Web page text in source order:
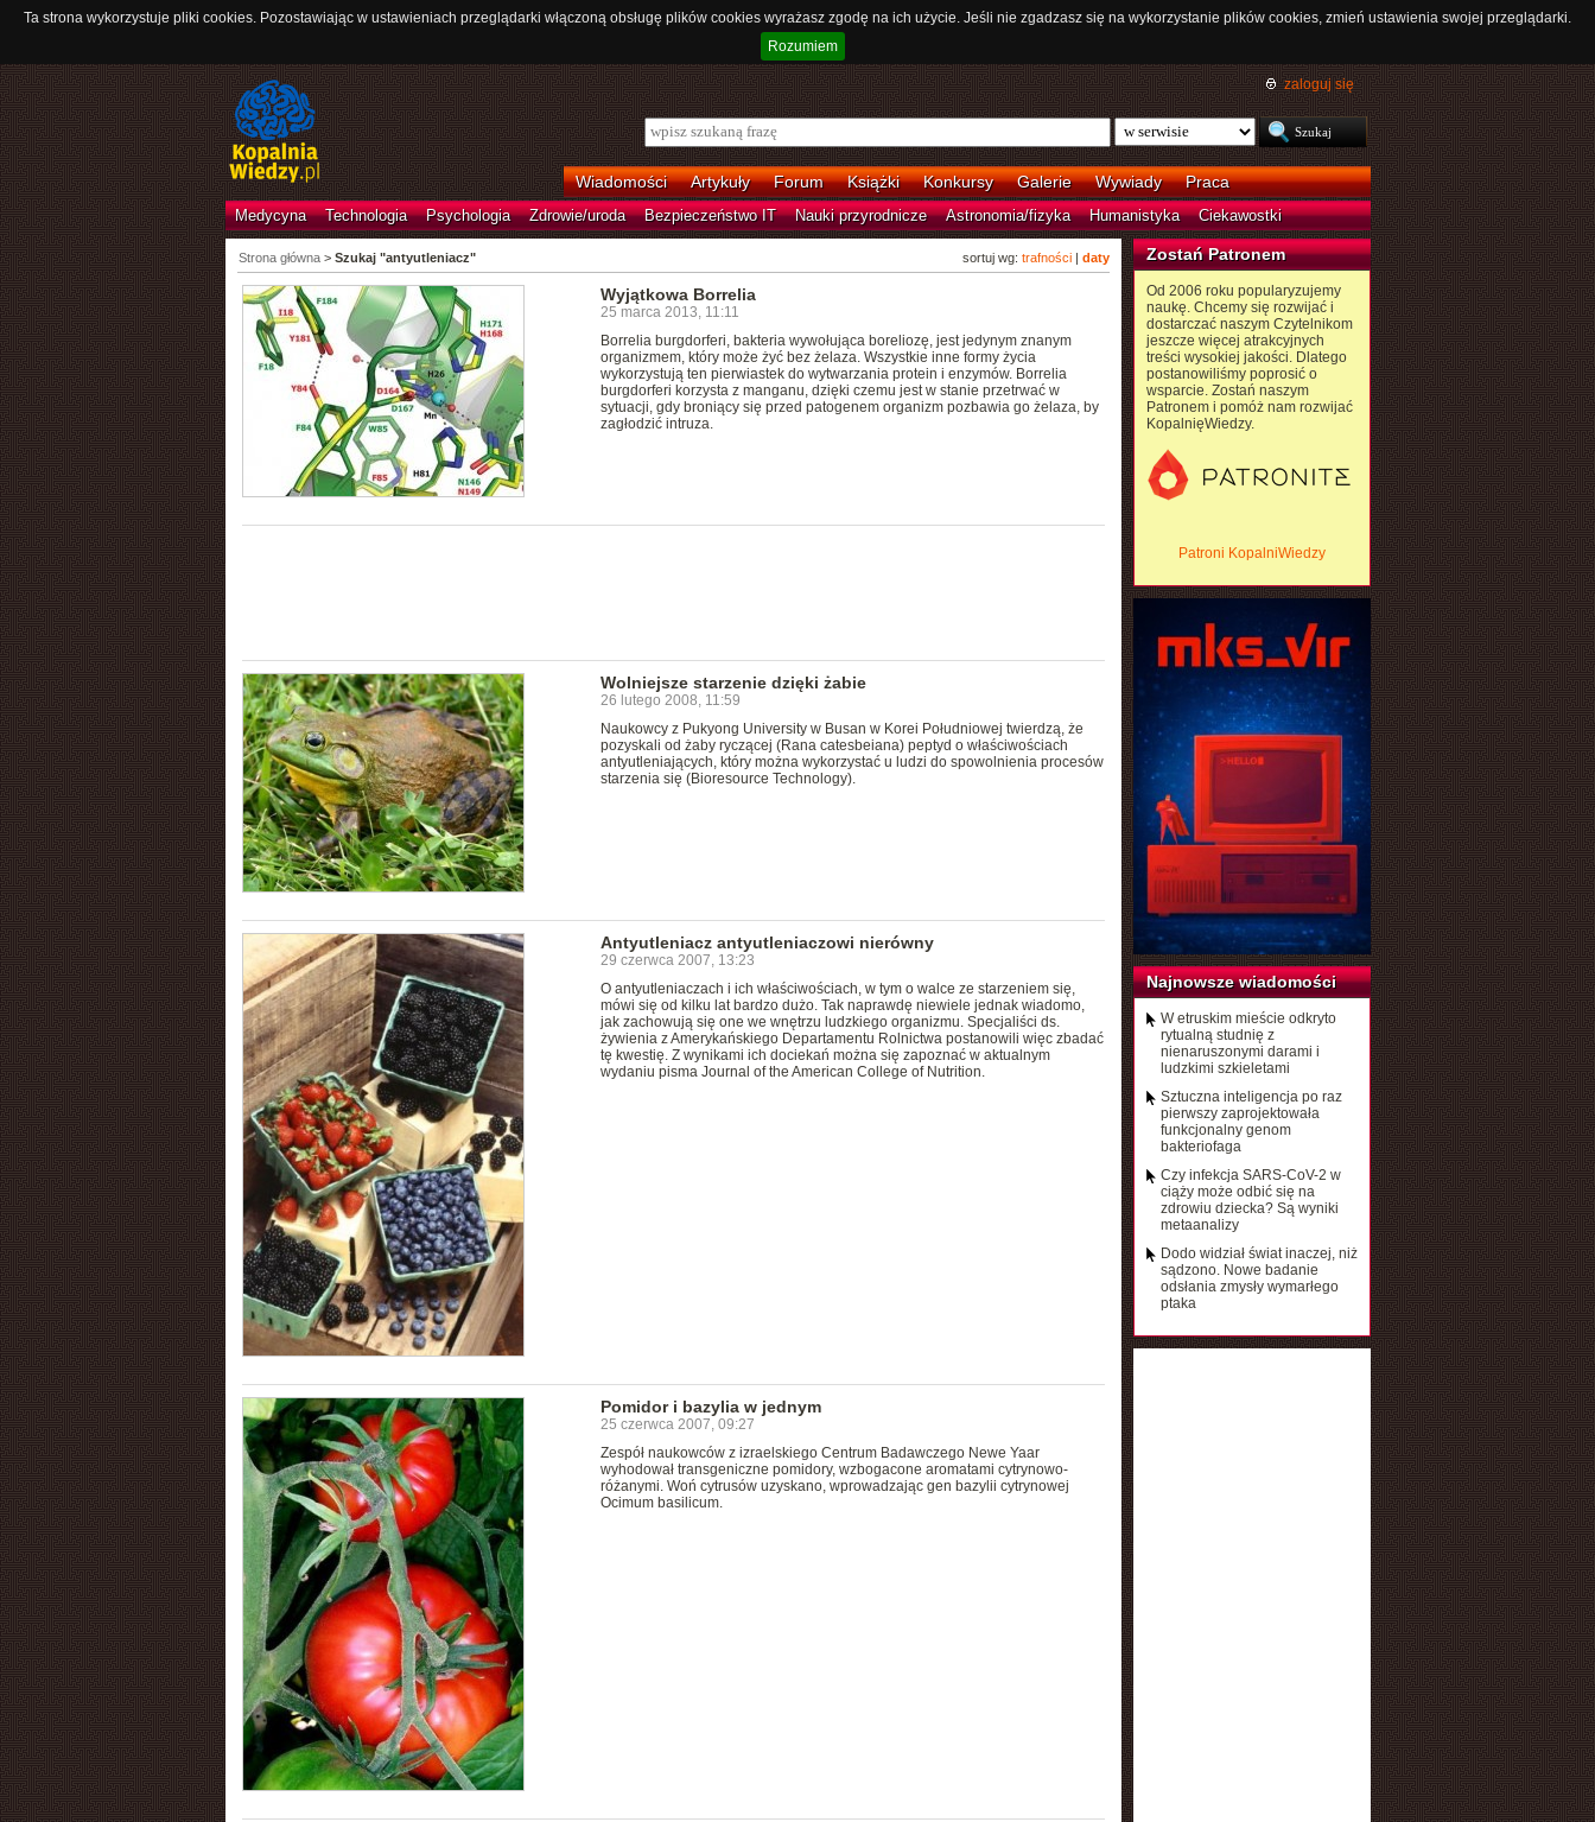
Ta strona wykorzystuje pliki cookies. Pozostawiając w ustawieniach przeglądarki włączoną obsługę plików cookies wyrażasz zgodę na ich użycie. Jeśli nie zgadzasz się na wykorzystanie plików cookies, zmień ustawienia swojej przeglądarki.
Rozumiem
zaloguj się
Wiadomości Artykuły Forum Książki Konkursy Galerie Wywiady Praca
Medycyna Technologia Psychologia Zdrowie/uroda Bezpieczeństwo IT Nauki przyrodnicze Astronomia/fizyka Humanistyka Ciekawostki
sortuj wg: trafności| daty
Strona główna> Szukaj "antyutleniacz"
Wyjątkowa Borrelia
25 marca 2013, 11:11
Borrelia burgdorferi, bakteria wywołująca boreliozę, jest jedynym znanym
organizmem, który może żyć bez żelaza. Wszystkie inne formy życia
wykorzystują ten pierwiastek do wytwarzania protein i enzymów. Borrelia
burgdorferi korzysta z manganu, dzięki czemu jest w stanie przetrwać w
sytuacji, gdy broniący się przed patogenem organizm pozbawia go żelaza, by
zagłodzić intruza.
Wolniejsze starzenie dzięki żabie
26 lutego 2008, 11:59
Naukowcy z Pukyong University w Busan w Korei Południowej twierdzą, że
pozyskali od żaby ryczącej (Rana catesbeiana) peptyd o właściwościach
antyutleniających, który można wykorzystać u ludzi do spowolnienia procesów
starzenia się (Bioresource Technology).
Antyutleniacz antyutleniaczowi nierówny
29 czerwca 2007, 13:23
O antyutleniaczach i ich właściwościach, w tym o walce ze starzeniem się,
mówi się od kilku lat bardzo dużo. Tak naprawdę niewiele jednak wiadomo,
jak zachowują się one we wnętrzu ludzkiego organizmu. Specjaliści ds.
żywienia z Amerykańskiego Departamentu Rolnictwa postanowili więc zbadać
tę kwestię. Z wynikami ich dociekań można się zapoznać w aktualnym
wydaniu pisma Journal of the American College of Nutrition.
Pomidor i bazylia w jednym
25 czerwca 2007, 09:27
Zespół naukowców z izraelskiego Centrum Badawczego Newe Yaar
wyhodował transgeniczne pomidory, wzbogacone aromatami cytrynowo-
różanymi. Woń cytrusów uzyskano, wprowadzając gen bazylii cytrynowej
Ocimum basilicum.
Zostań Patronem
Od 2006 roku popularyzujemy
naukę. Chcemy się rozwijać i
dostarczać naszym Czytelnikom
jeszcze więcej atrakcyjnych
treści wysokiej jakości. Dlatego
postanowiliśmy poprosić o
wsparcie. Zostań naszym
Patronem i pomóż nam rozwijać
KopalnięWiedzy.
Patroni KopalniWiedzy
Najnowsze wiadomości
W etruskim mieście odkryto
rytualną studnię z
nienaruszonymi darami i
ludzkimi szkieletami
Sztuczna inteligencja po raz
pierwszy zaprojektowała
funkcjonalny genom
bakteriofaga
Czy infekcja SARS-CoV-2 w
ciąży może odbić się na
zdrowiu dziecka? Są wyniki
metaanalizy
Dodo widział świat inaczej, niż
sądzono. Nowe badanie
odsłania zmysły wymarłego
ptaka